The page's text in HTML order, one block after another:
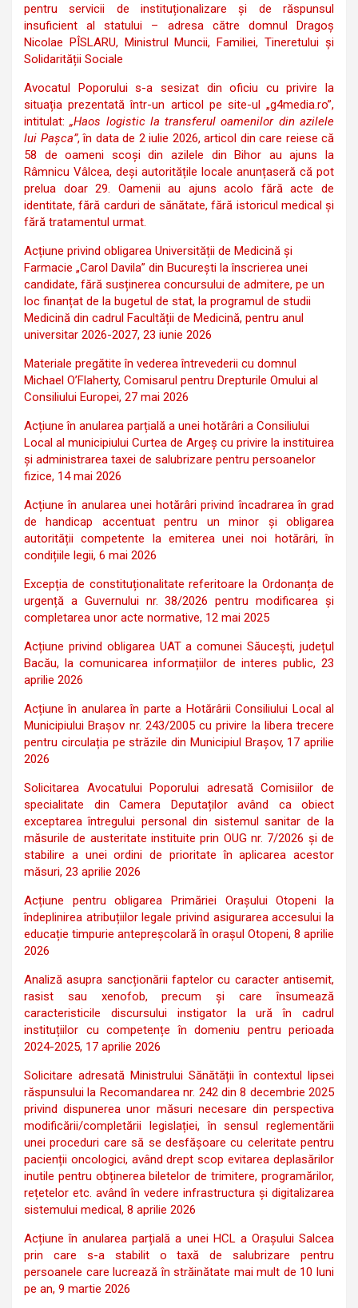
pentru servicii de instituționalizare și de răspunsul
insuficient al statului – adresa către domnul Dragoș
Nicolae PÎSLARU, Ministrul Muncii, Familiei, Tineretului și
Solidarității Sociale
Avocatul Poporului s-a sesizat din oficiu cu privire la
situația prezentată într-un articol pe site-ul „g4media.ro”,
intitulat:„Haos logistic la transferul oamenilor din azilele
lui Pașca”, în data de 2 iulie 2026, articol din care reiese că
58 de oameni scoși din azilele din Bihor au ajuns la
Râmnicu Vâlcea, deși autoritățile locale anunțaseră că pot
prelua doar 29. Oamenii au ajuns acolo fără acte de
identitate, fără carduri de sănătate, fără istoricul medical și
fără tratamentul urmat.
Acțiune privind obligarea Universității de Medicină și
Farmacie „Carol Davila” din București la înscrierea unei
candidate, fără susținerea concursului de admitere, pe un
loc finanțat de la bugetul de stat, la programul de studii
Medicină din cadrul Facultății de Medicină, pentru anul
universitar 2026-2027, 23 iunie 2026
Materiale pregătite în vederea întrevederii cu domnul
Michael O’Flaherty, Comisarul pentru Drepturile Omului al
Consiliului Europei, 27 mai 2026
Acțiune în anularea parțială a unei hotărâri a Consiliului
Local al municipiului Curtea de Argeș cu privire la instituirea
și administrarea taxei de salubrizare pentru persoanelor
fizice, 14 mai 2026
Acțiune în anularea unei hotărâri privind încadrarea în grad
de handicap accentuat pentru un minor și obligarea
autorității competente la emiterea unei noi hotărâri, în
condițiile legii, 6 mai 2026
Excepția de constituționalitate referitoare la Ordonanța de
urgență a Guvernului nr. 38/2026 pentru modificarea şi
completarea unor acte normative, 12 mai 2025
Acțiune privind obligarea UAT a comunei Săucești, județul
Bacău, la comunicarea informațiilor de interes public, 23
aprilie 2026
Acțiune în anularea în parte a Hotărârii Consiliului Local al
Municipiului Brașov nr. 243/2005 cu privire la libera trecere
pentru circulația pe străzile din Municipiul Brașov, 17 aprilie
2026
Solicitarea Avocatului Poporului adresată Comisiilor de
specialitate din Camera Deputaților având ca obiect
exceptarea întregului personal din sistemul sanitar de la
măsurile de austeritate instituite prin OUG nr. 7/2026 și de
stabilire a unei ordini de prioritate în aplicarea acestor
măsuri, 23 aprilie 2026
Acțiune pentru obligarea Primăriei Orașului Otopeni la
îndeplinirea atribuțiilor legale privind asigurarea accesului la
educație timpurie antepreșcolară în orașul Otopeni, 8 aprilie
2026
Analiză asupra sancționării faptelor cu caracter antisemit,
rasist sau xenofob, precum și care însumează
caracteristicile discursului instigator la ură în cadrul
instituțiilor cu competențe în domeniu pentru perioada
2024-2025, 17 aprilie 2026
Solicitare adresată Ministrului Sănătății în contextul lipsei
răspunsului la Recomandarea nr. 242 din 8 decembrie 2025
privind dispunerea unor măsuri necesare din perspectiva
modificării/completării legislației, în sensul reglementării
unei proceduri care să se desfășoare cu celeritate pentru
pacienții oncologici, având drept scop evitarea deplasărilor
inutile pentru obținerea biletelor de trimitere, programărilor,
rețetelor etc. având în vedere infrastructura și digitalizarea
sistemului medical, 8 aprilie 2026
Acțiune în anularea parțială a unei HCL a Orașului Salcea
prin care s-a stabilit o taxă de salubrizare pentru
persoanele care lucrează în străinătate mai mult de 10 luni
pe an, 9 martie 2026